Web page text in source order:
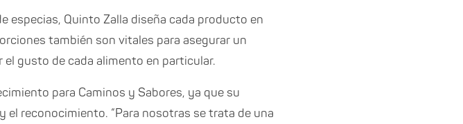
especias, Quinto Zalla diseña cada producto en
también son vitales para asegurar un
gusto de cada alimento en particular.
para Caminos y Sabores, ya que su
reconocimiento. “Para nosotras se trata de una